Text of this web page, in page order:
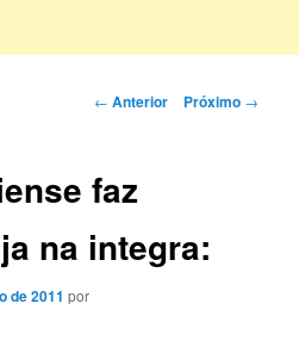
Navegação
← Anterior Próximo →
faz
na integra:
de 2011 por